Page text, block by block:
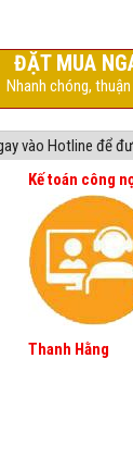
ĐẶT MUA
Nhanh chóng,
vào Hotline để
Kế toán công
Thanh Hằng